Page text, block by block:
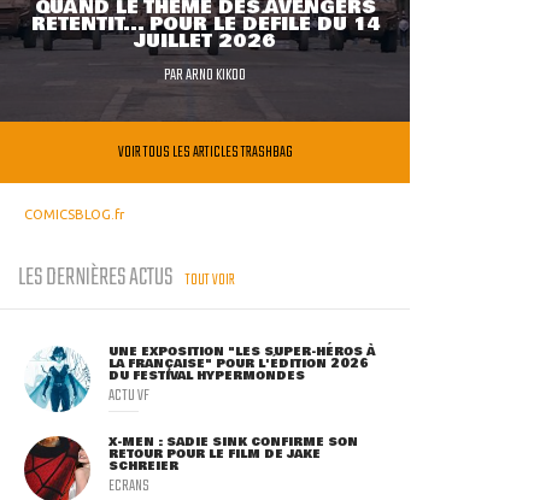
QUAND LE THÈME DES AVENGERS
RETENTIT... POUR LE DÉFILÉ DU 14
JUILLET 2026
PARARNO KIKOO
VOIR TOUS LES ARTICLES TRASHBAG
COMICSBLOG.fr
LES DERNIÈRES ACTUS TOUT VOIR
UNE EXPOSITION "LES SUPER-HÉROS À
LA FRANÇAISE" POUR L'ÉDITION 2026
DU FESTIVAL HYPERMONDES
ACTU VF
X-MEN : SADIE SINK CONFIRME SON
RETOUR POUR LE FILM DE JAKE
SCHREIER
ECRANS